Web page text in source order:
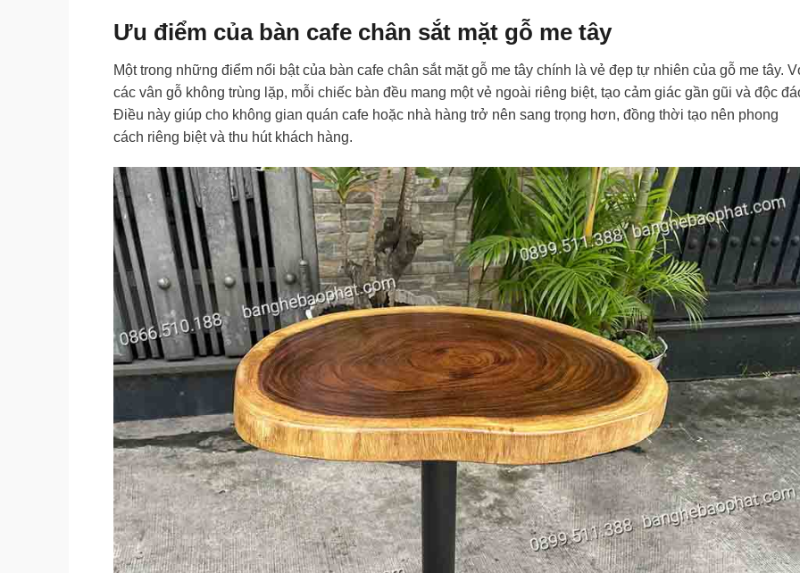
Ưu điểm của bàn cafe chân sắt mặt gỗ me tây
Một trong những điểm nổi bật của bàn cafe chân sắt mặt gỗ me tây chính là vẻ đẹp tự nhiên của gỗ me tây.
các vân gỗ không trùng lặp, mỗi chiếc bàn đều mang một vẻ ngoài riêng biệt, tạo cảm giác gần gũi và độc
Điều này giúp cho không gian quán cafe hoặc nhà hàng trở nên sang trọng hơn, đồng thời tạo nên phong
cách riêng biệt và thu hút khách hàng.